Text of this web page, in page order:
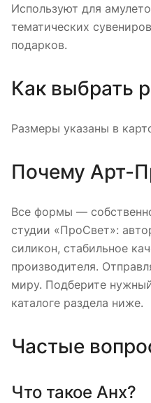
Используют для
тематических
подарков.
Как выбрать
Размеры указаны в
Почему Арт-
Все формы —
студии «ПроСвет»:
силикон, стабильное
производителя.
миру. Подберите
каталоге раздела ниже.
Частые
Что такое Анх?